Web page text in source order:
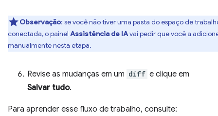
Observação: se você não tiver uma pasta do espaço de
conectada, o painel Assistência de IAvai pedir que você a
manualmente nesta etapa.
Revise as mudanças em um diff e clique em
Salvar tudo.
Para aprender esse fluxo de trabalho, consulte: